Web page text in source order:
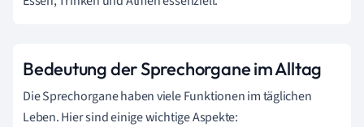
Bedeutung der Sprechorgane im Alltag
Die Sprechorgane haben viele Funktionen im täglichen
Leben. Hier sind einige wichtige Aspekte: